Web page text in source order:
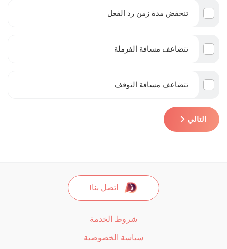
تنخفض مدة زمن رد الفعل
تتضاعف مسافة الفرملة
تتضاعف مسافة التوقف
التالي
اتصل بنا!
شروط الخدمة
سياسة الخصوصية